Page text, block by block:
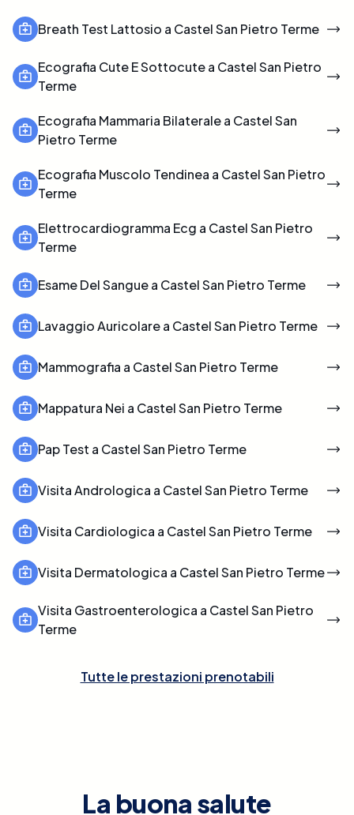
Breath Test Lattosio a Castel San Pietro Terme
Ecografia Cute E Sottocute a Castel San Pietro
Terme
Ecografia Mammaria Bilaterale a Castel San
Pietro Terme
Ecografia Muscolo Tendinea a Castel San Pietro
Terme
Elettrocardiogramma Ecg a Castel San Pietro
Terme
Esame Del Sangue a Castel San Pietro Terme
Lavaggio Auricolare a Castel San Pietro Terme
Mammografia a Castel San Pietro Terme
Mappatura Nei a Castel San Pietro Terme
Pap Test a Castel San Pietro Terme
Visita Andrologica a Castel San Pietro Terme
Visita Cardiologica a Castel San Pietro Terme
Visita Dermatologica a Castel San Pietro Terme
Visita Gastroenterologica a Castel San Pietro
Terme
Tutte le prestazioni prenotabili
La buona salute